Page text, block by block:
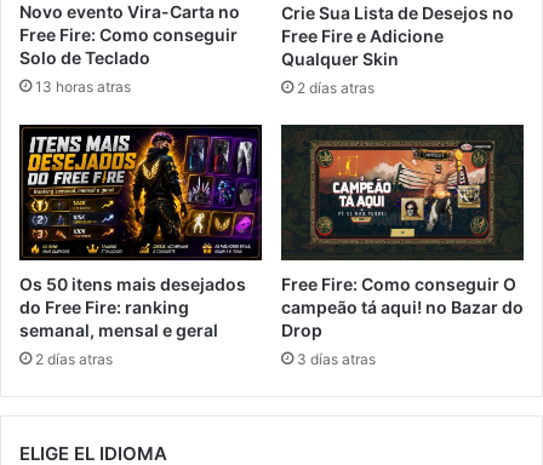
Novo evento Vira-Carta no
Free Fire: Como conseguir
Solo de Teclado
13 horas atras
Crie Sua Lista de Desejos no
Free Fire e Adicione
Qualquer Skin
2 días atras
Os 50 itens mais desejados
do Free Fire: ranking
semanal, mensal e geral
2 días atras
Free Fire: Como conseguir O
campeão tá aqui! no Bazar do
Drop
3 días atras
ELIGE EL IDIOMA